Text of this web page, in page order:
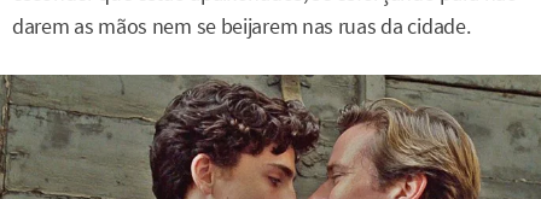
darem as mãos nem se beijarem nas ruas da cidade.